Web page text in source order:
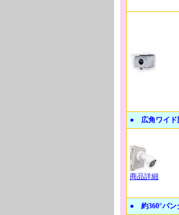
● 広角ワイド
商品詳細
● 約360°パン